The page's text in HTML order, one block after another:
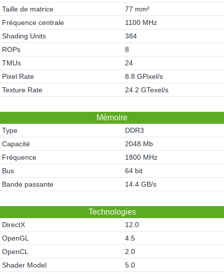
Taille de matrice
77 mm²
Fréquence centrale
1100 MHz
Shading Units
384
ROPs
8
TMUs
24
Pixel Rate
8.8 GPixel/s
Texture Rate
24.2 GTexel/s
Mémoire
Type
DDR3
Capacité
2048 Mb
Fréquence
1800 MHz
Bus
64 bit
Bande passante
14.4 GB/s
Technologies
DirectX
12.0
OpenGL
4.5
OpenCL
2.0
Shader Model
5.0